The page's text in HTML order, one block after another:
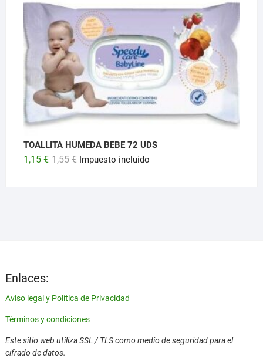
original
era:
131,89 €.
actual
es:
84,69 €.
TOALLITA HUMEDA BEBE 72 UDS
1,55€ El
1,15 €
El
Impuesto incluido
Enlaces:
Aviso legal y Política de Privacidad
Términos y condiciones
Este sitio web utiliza SSL / TLS como medio de seguridad para el
cifrado de datos.